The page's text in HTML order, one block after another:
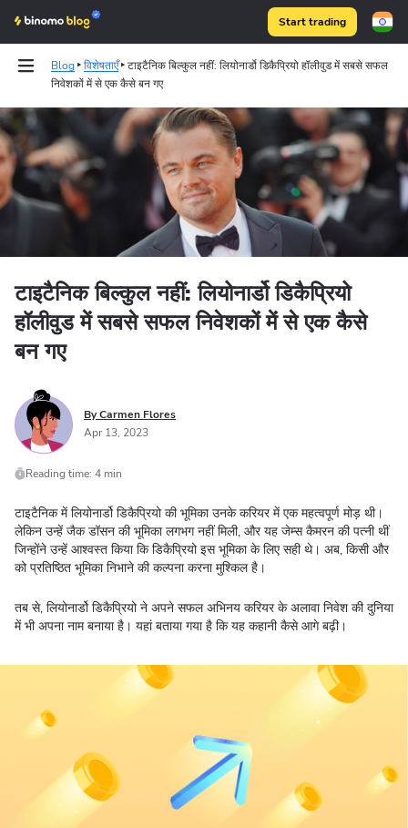
Start trading
Blog विशेषताएँ
टाइटैनिक बिल्कुल नहीं: लियोनार्डो डिकैप्रियो हॉलीवुड में सबसे सफल
निवेशकों में से एक कैसे बन गए
Binomo on Telegram
टाइटैनिक बिल्कुल नहीं: लियोनार्डो डिकैप्रियो
हॉलीवुड में सबसे सफल निवेशकों में से एक कैसे
बन गए
By Carmen Flores
Apr 13, 2023
Reading time: 4 min
टाइटैनिक में लियोनार्डो डिकैप्रियो की भूमिका उनके करियर में एक महत्वपूर्ण मोड़ थी।
लेकिन उन्हें जैक डॉसन की भूमिका लगभग नहीं मिली, और यह जेम्स कैमरन की पत्नी थीं
जिन्होंने उन्हें आश्वस्त किया कि डिकैप्रियो इस भूमिका के लिए सही थे। अब, किसी और
को प्रतिष्ठित भूमिका निभाने की कल्पना करना मुश्किल है।
तब से, लियोनार्डो डिकैप्रियो ने अपने सफल अभिनय करियर के अलावा निवेश की दुनिया
में भी अपना नाम बनाया है। यहां बताया गया है कि यह कहानी कैसे आगे बढ़ी।